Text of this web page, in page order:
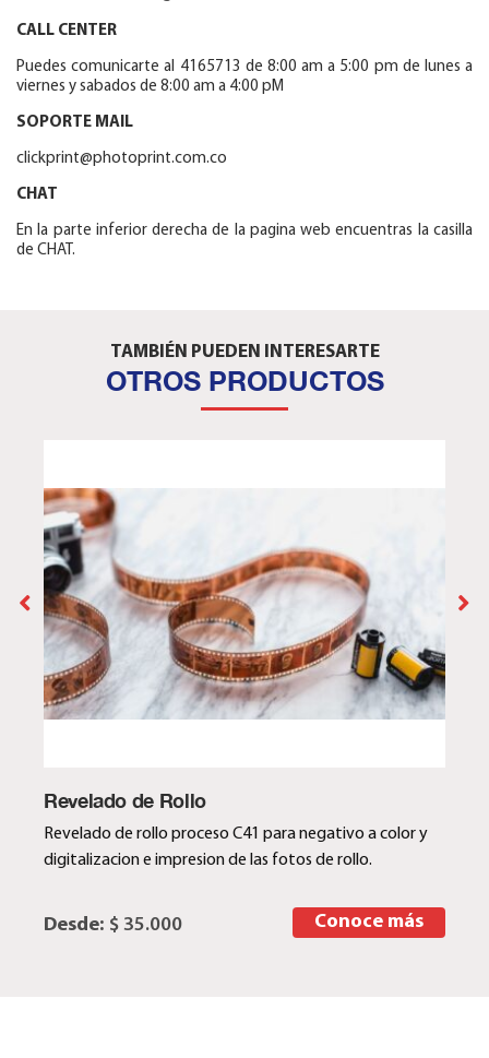
CALL CENTER
Puedes comunicarte al 4165713 de 8:00 am a 5:00 pm de lunes a
viernes y sabados de 8:00 am a 4:00 pM
SOPORTE MAIL
clickprint@photoprint.com.co
CHAT
En la parte inferior derecha de la pagina web encuentras la casilla
de CHAT.
TAMBIÉN PUEDEN INTERESARTE
OTROS PRODUCTOS
Revelado de Rollo
Revelado de rollo proceso C41 para negativo a color y
digitalizacion e impresion de las fotos de rollo.
Desde: $ 35.000 Conoce más